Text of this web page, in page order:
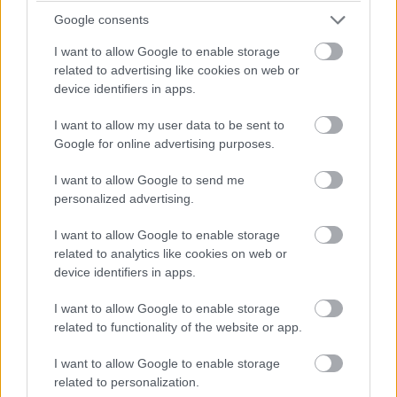
Google consents
I want to allow Google to enable storage
related to advertising like cookies on web or
device identifiers in apps.
I want to allow my user data to be sent to
Google for online advertising purposes.
I want to allow Google to send me
personalized advertising.
I want to allow Google to enable storage
related to analytics like cookies on web or
device identifiers in apps.
I want to allow Google to enable storage
related to functionality of the website or app.
I want to allow Google to enable storage
related to personalization.
#spy kids
#kémkölykök
#kémkölykök reboot
#netflix #zachary levy
#robert
rodriguez
A rajtaütés remake rendezője
egy méltó újragondolást ígér
Molnár Dávid|2022 június 30. 11:00
Patrick Hughes azt is megígérte, hogy nem
lesz akció-vígjáték az amerikai csihipuhi.